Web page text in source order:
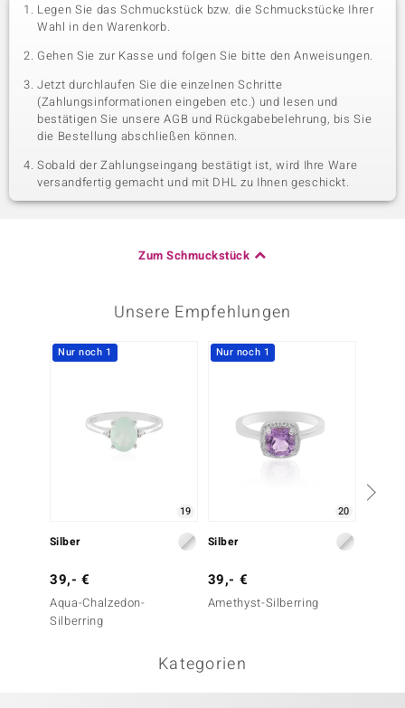
Legen Sie das Schmuckstück bzw. die Schmuckstücke Ihrer
Wahl in den Warenkorb.
Gehen Sie zur Kasse und folgen Sie bitte den Anweisungen.
Jetzt durchlaufen Sie die einzelnen Schritte
(Zahlungsinformationen eingeben etc.) und lesen und
bestätigen Sie unsere AGB und Rückgabebelehrung, bis Sie
die Bestellung abschließen können.
Sobald der Zahlungseingang bestätigt ist, wird Ihre Ware
versandfertig gemacht und mit DHL zu Ihnen geschickt.
Zum Schmuckstück
Unsere Empfehlungen
Nur noch 1
19
Silber
39,- €
Aqua-Chalzedon-
Silberring
Nur noch 1
20
Silber
39,- €
Amethyst-Silberring
Kategorien